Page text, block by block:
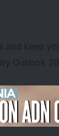
and keep
Outlook